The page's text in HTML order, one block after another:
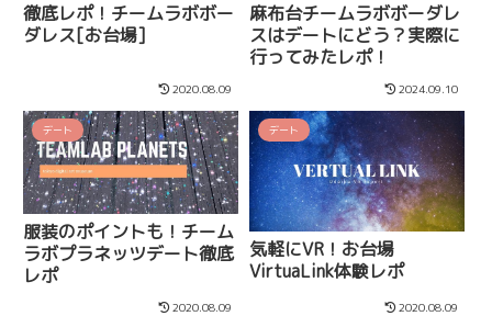
徹底レポ！チームラボボー
ダレス[お台場]
2020.08.09
麻布台チームラボボーダレ
スはデートにどう？実際に
行ってみたレポ！
2024.09.10
デート
服装のポイントも！チーム
ラボプラネッツデート徹底
レポ
2020.08.09
デート
気軽にVR！お台場
VirtuaLink体験レポ
2020.08.09